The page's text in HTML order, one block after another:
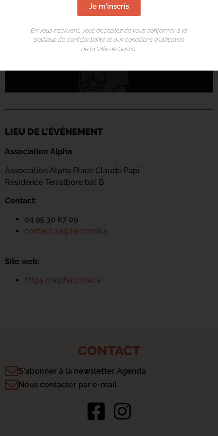
LIEU DE L'ÉVÉNEMENT
Association Alpha
Association Alpha Place Claude Papi
Résidence Terralbore bat B
Contact:
04 95 30 87 09
contact@alpha.corsica
Site web:
https://alpha.corsica
CONTACT
S'abonner à la newsletter Agenda
Nous contacter par e-mail
Je m'inscris
En vous inscrivant, vous acceptez de vous conformer à la
politique de confidentialité et aux conditions d’utilisation
de la Ville de Bastia.